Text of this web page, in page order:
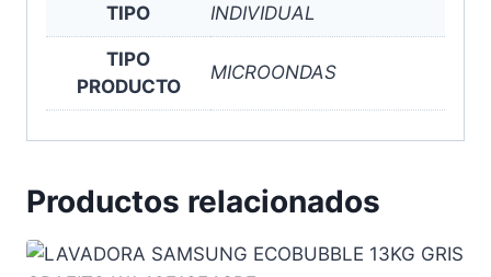
TIPO INDIVIDUAL
TIPO
PRODUCTO
MICROONDAS
Productos relacionados